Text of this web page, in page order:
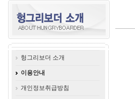
헝그리보더 소개
이용안내
개인정보취급방침